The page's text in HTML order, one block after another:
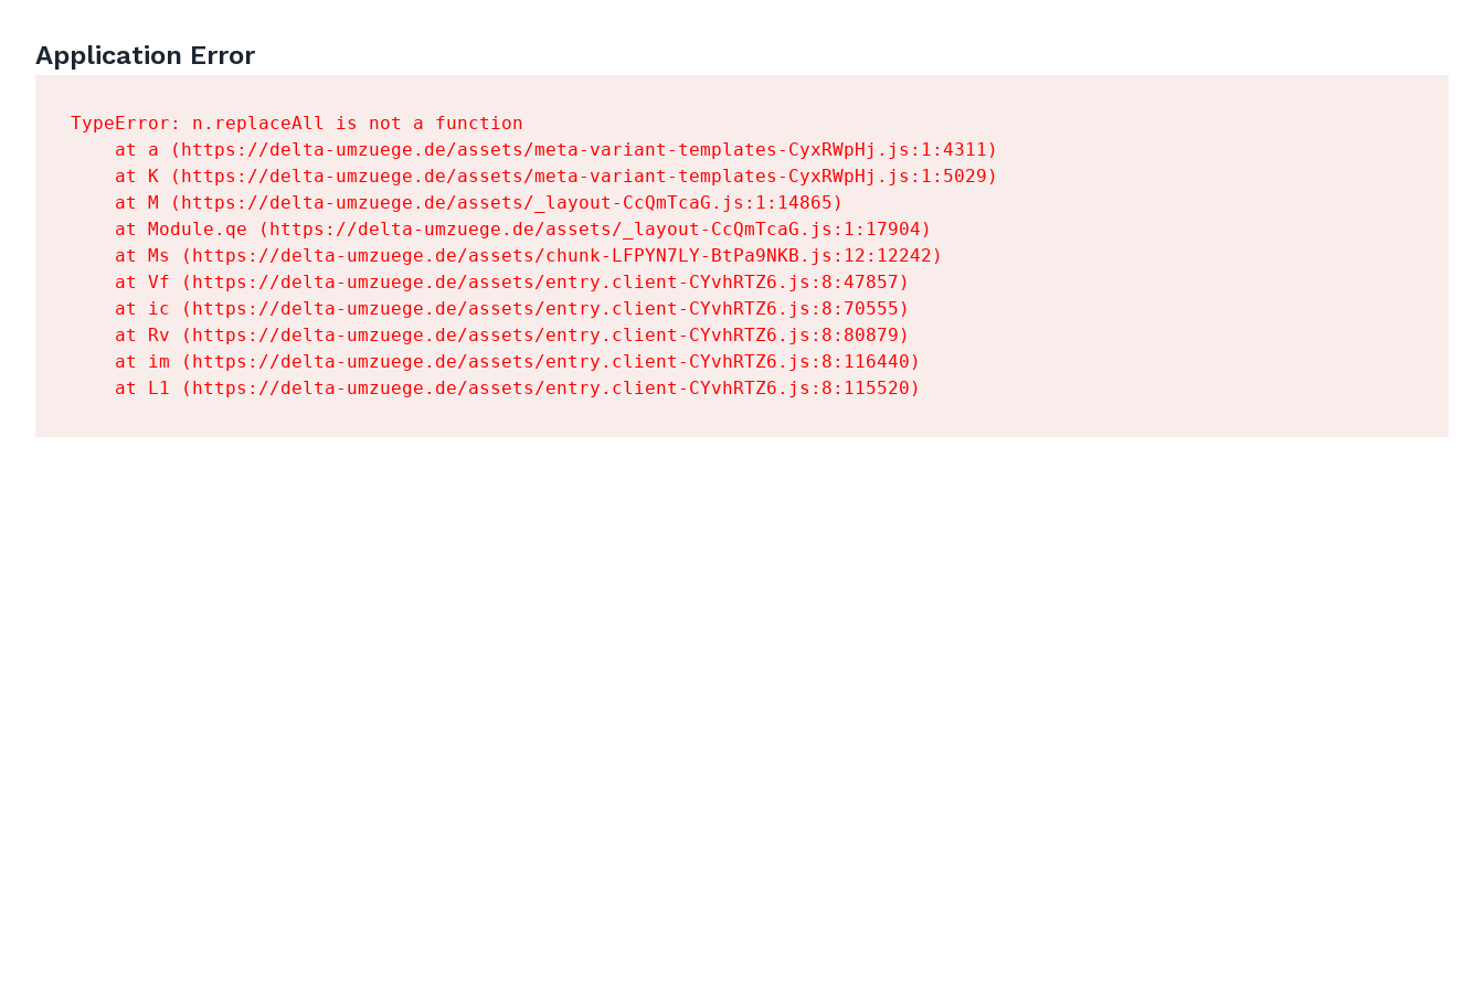
Application Error
TypeError: n.replaceAll is not a function
    at a (https://delta-umzuege.de/assets/meta-variant-templates-CyxRWpHj.js:1:4311)
    at K (https://delta-umzuege.de/assets/meta-variant-templates-CyxRWpHj.js:1:5029)
    at M (https://delta-umzuege.de/assets/_layout-CcQmTcaG.js:1:14865)
    at Module.qe (https://delta-umzuege.de/assets/_layout-CcQmTcaG.js:1:17904)
    at Ms (https://delta-umzuege.de/assets/chunk-LFPYN7LY-BtPa9NKB.js:12:12242)
    at Vf (https://delta-umzuege.de/assets/entry.client-CYvhRTZ6.js:8:47857)
    at ic (https://delta-umzuege.de/assets/entry.client-CYvhRTZ6.js:8:70555)
    at Rv (https://delta-umzuege.de/assets/entry.client-CYvhRTZ6.js:8:80879)
    at im (https://delta-umzuege.de/assets/entry.client-CYvhRTZ6.js:8:116440)
    at L1 (https://delta-umzuege.de/assets/entry.client-CYvhRTZ6.js:8:115520)